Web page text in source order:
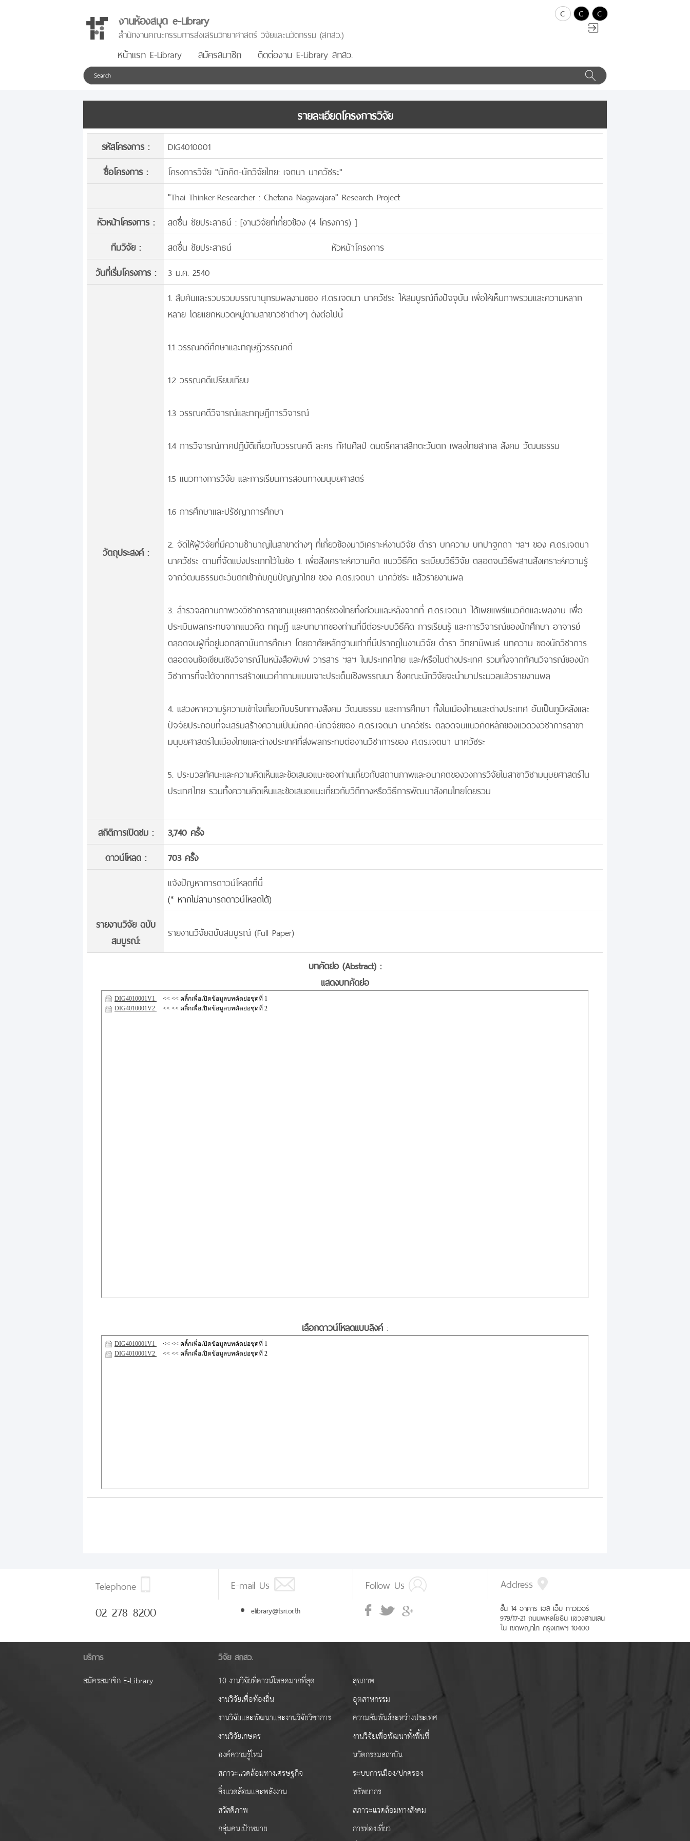
งานห้องสมุด e-Library
สำนักงานคณะกรรมการส่งเสริมวิทยาศาสตร์ วิจัยและนวัตกรรม (สกสว.)
หน้าแรก E-Library สมัครสมาชิก ติดต่องาน E-Library สกสว.
c c c
รายละเอียดโครงการวิจัย
รหัสโครงการ :
DIG4010001
ชื่อโครงการ :
โครงการวิจัย "นักคิด-นักวิจัยไทย: เจตนา นาควัชระ"
"Thai Thinker-Researcher : Chetana Nagavajara" Research Project
หัวหน้าโครงการ :
สดชื่น ชัยประสาธน์ : [งานวิจัยที่เกี่ยวข้อง (4 โครงการ) ]
ทีมวิจัย :
สดชื่น ชัยประสาธน์
หัวหน้าโครงการ
วันที่เริ่มโครงการ :
3 ม.ค. 2540
วัตถุประสงค์ :
1. สืบค้นและรวบรวมบรรณานุกรมผลงานของ ศ.ดร.เจตนา นาควัชระ ให้สมบูรณ์ถึงปัจจุบัน เพื่อให้เห็นภาพรวมและความหลาก
หลาย โดยแยกหมวดหมู่ตามสาขาวิชาต่างๆ ดังต่อไปนี้
1.1 วรรณคดีศึกษาและทฤษฎีวรรณคดี
1.2 วรรณคดีเปรียบเทียบ
1.3 วรรณคดีวิจารณ์และทฤษฎีการวิจารณ์
1.4 การวิจารณ์ภาคปฏิบัติเกี่ยวกับวรรณคดี ละคร ทัศนศิลป์ ดนตรีคลาสสิกตะวันตก เพลงไทยสากล สังคม วัฒนธรรม
1.5 แนวทางการวิจัย และการเรียนการสอนทางมนุษยศาสตร์
1.6 การศึกษาและปรัชญาการศึกษา
2. จัดให้ผู้วิจัยที่มีความชำนาญในสาขาต่างๆ ที่เกี่ยวข้องมาวิเคราะห์งานวิจัย ตำรา บทความ บทปาฐกถา ฯลฯ ของ ศ.ดร.เจตนา
นาควัชระ ตามที่จัดแบ่งประเภทไว้ในข้อ 1. เพื่อสังเคราะห์ความคิด แนววิธีคิด ระเบียบวิธีวิจัย ตลอดจนวิธีผสานสังเคราะห์ความรู้
จากวัฒนธรรมตะวันตกเข้ากับภูมิปัญญาไทย ของ ศ.ดร.เจตนา นาควัชระ แล้วรายงานผล
3. สำรวจสถานภาพวงวิชาการสาขามนุษยศาสตร์ของไทยทั้งก่อนและหลังจากที่ ศ.ดร.เจตนา ได้เผยแพร่แนวคิดและผลงาน เพื่อ
ประเมินผลกระทบจากแนวคิด ทฤษฎี และบทบาทของท่านที่มีต่อระบบวิธีคิด การเรียนรู้ และการวิจารณ์ของนักศึกษา อาจารย์
ตลอดจนผู้ที่อยู่นอกสถาบันการศึกษา โดยอาศัยหลักฐานเท่าที่มีปรากฏในงานวิจัย ตำรา วิทยานิพนธ์ บทความ ของนักวิชาการ
ตลอดจนข้อเขียนเชิงวิจารณ์ในหนังสือพิมพ์ วารสาร ฯลฯ ในประเทศไทย และ/หรือในต่างประเทศ รวมทั้งจากทัศนวิจารณ์ของนัก
วิชาการที่จะได้จากการสร้างแนวคำถามแบบเจาะประเด็นเชิงพรรณนา ซึ่งคณะนักวิจัยจะนำมาประมวลแล้วรายงานผล
4. แสวงหาความรู้ความเข้าใจเกี่ยวกับบริบททางสังคม วัฒนธรรม และการศึกษา ทั้งในเมืองไทยและต่างประเทศ อันเป็นภูมิหลังและ
ปัจจัยประกอบที่จะเสริมสร้างความเป็นนักคิด-นักวิจัยของ ศ.ดร.เจตนา นาควัชระ ตลอดจนแนวคิดหลักของแวดวงวิชาการสาขา
มนุษยศาสตร์ในเมืองไทยและต่างประเทศที่ส่งผลกระทบต่องานวิชาการของ ศ.ดร.เจตนา นาควัชระ
5. ประมวลทัศนะและความคิดเห็นและข้อเสนอแนะของท่านเกี่ยวกับสถานภาพและอนาคตของวงการวิจัยในสาขาวิชามนุษยศาสตร์ใน
ประเทศไทย รวมทั้งความคิดเห็นและข้อเสนอแนะเกี่ยวกับวิถีทางหรือวิธีการพัฒนาสังคมไทยโดยรวม
สถิติการเปิดชม :
3,740 ครั้ง
ดาวน์โหลด :
703 ครั้้ง
แจ้งปัญหาการดาวน์โหลดที่นี่
(* หากไม่สามารถดาวน์โหลดได้)
รายงานวิจัย ฉบับ
สมบูรณ์:
รายงานวิจัยฉบับสมบูรณ์ (Full Paper)
บทคัดย่อ (Abstract) :
แสดงบทคัดย่อ
เลือกดาวน์โหลดแบบลิงค์ :
Telephone
02 278 8200
E-mail Us
elibrary@tsri.or.th
Follow Us Address
ชั้น 14 อาคาร เอส เอ็ม ทาวเวอร์
979/17-21 ถนนพหลโยธิน แขวงสามเสน
ใน เขตพญาไท กรุงเทพฯ 10400
บริการ
สมัครสมาชิก E-Library
วิจัย สกสว.
10 งานวิจัยที่ดาวน์โหลดมากที่สุด
งานวิจัยเพื่อท้องถิ่น
งานวิจัยและพัฒนาและงานวิจัยวิชาการ
งานวิจัยเกษตร
องค์ความรู้ใหม่
สภาวะแวดล้อมทางเศรษฐกิจ
สิ่งแวดล้อมและพลังงาน
สวัสดิภาพ
กลุ่มคนเป้าหมาย
สุขภาพ
อุตสาหกรรม
ความสัมพันธ์ระหว่างประเทศ
งานวิจัยเพื่อพัฒนาทั้งพื้นที่
นวัตกรรมสถาบัน
ระบบการเมือง/ปกครอง
ทรัพยากร
สภาวะแวดล้อมทางสังคม
การท่องเที่ยว